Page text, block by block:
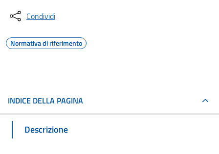
Condividi
Normativa di riferimento
INDICE DELLA PAGINA
Descrizione